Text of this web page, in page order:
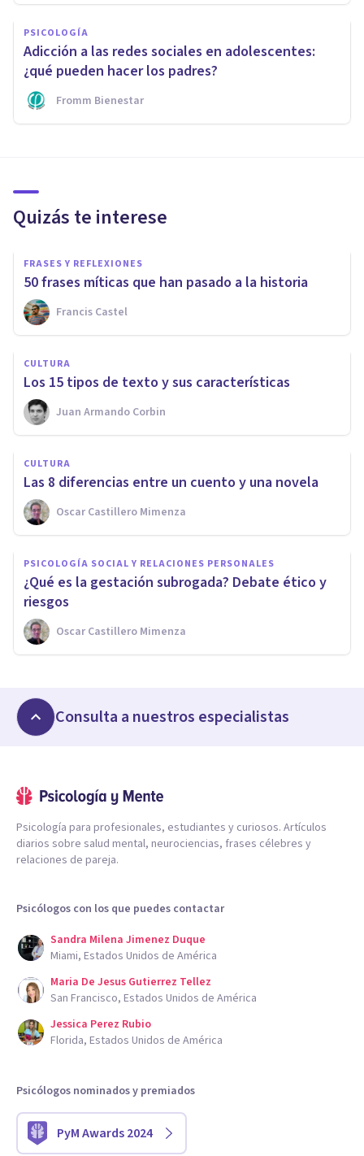
PSICOLOGÍA
Adicción a las redes sociales en adolescentes:
¿qué pueden hacer los padres?
Fromm Bienestar
Quizás te interese
FRASES Y REFLEXIONES
50 frases míticas que han pasado a la historia
Francis Castel
CULTURA
​Los 15 tipos de texto y sus características
Juan Armando Corbin
CULTURA
​Las 8 diferencias entre un cuento y una novela
Oscar Castillero Mimenza
PSICOLOGÍA SOCIAL Y RELACIONES PERSONALES
¿Qué es la gestación subrogada? Debate ético y
riesgos
Oscar Castillero Mimenza
Consulta a nuestros especialistas
Psicología para profesionales, estudiantes y curiosos. Artículos
diarios sobre salud mental, neurociencias, frases célebres y
relaciones de pareja.
Psicólogos con los que puedes contactar
Sandra Milena Jimenez Duque
Miami, Estados Unidos de América
Maria De Jesus Gutierrez Tellez
San Francisco, Estados Unidos de América
Jessica Perez Rubio
Florida, Estados Unidos de América
Psicólogos nominados y premiados
PyM Awards 2024